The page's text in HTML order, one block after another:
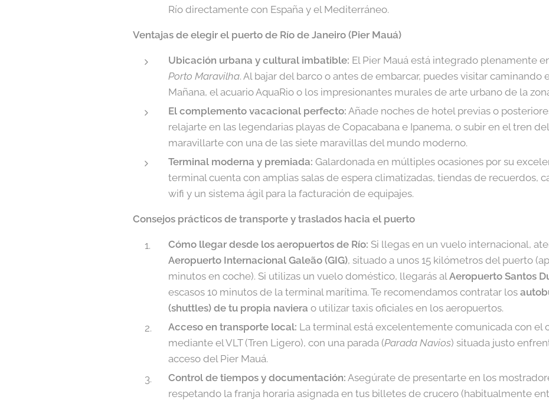
Río directamente con España y el Mediterráneo.
Ventajas de elegir el puerto de Río de Janeiro (Pier Mauá)
Ubicación urbana y cultural imbatible: El Pier Mauá está integrado plenamente
Porto Maravilha. Al bajar del barco o antes de embarcar, puedes visitar caminando
Mañana, el acuario AquaRio o los impresionantes murales de arte urbano de la
El complemento vacacional perfecto: Añade noches de hotel previas o
relajarte en las legendarias playas de Copacabana e Ipanema, o subir en el tren
maravillarte con una de las siete maravillas del mundo moderno.
Terminal moderna y premiada: Galardonada en múltiples ocasiones por su
terminal cuenta con amplias salas de espera climatizadas, tiendas de recuerdos,
wifi y un sistema ágil para la facturación de equipajes.
Consejos prácticos de transporte y traslados hacia el puerto
Cómo llegar desde los aeropuertos de Río: Si llegas en un vuelo internacional,
Aeropuerto Internacional Galeão (GIG), situado a unos 15 kilómetros del puerto
minutos en coche). Si utilizas un vuelo doméstico, llegarás alAeropuerto Santos
escasos 10 minutos de la terminal marítima. Te recomendamos contratar los
(shuttles) de tu propia naviera o utilizar taxis oficiales en los aeropuertos.
Acceso en transporte local: La terminal está excelentemente comunicada con el
mediante el VLT (Tren Ligero), con una parada (Parada Navios) situada justo
acceso del Pier Mauá.
Control de tiempos y documentación: Asegúrate de presentarte en los
respetando la franja horaria asignada en tus billetes de crucero (habitualmente